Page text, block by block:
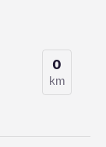
0
km